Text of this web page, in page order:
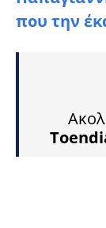
που την